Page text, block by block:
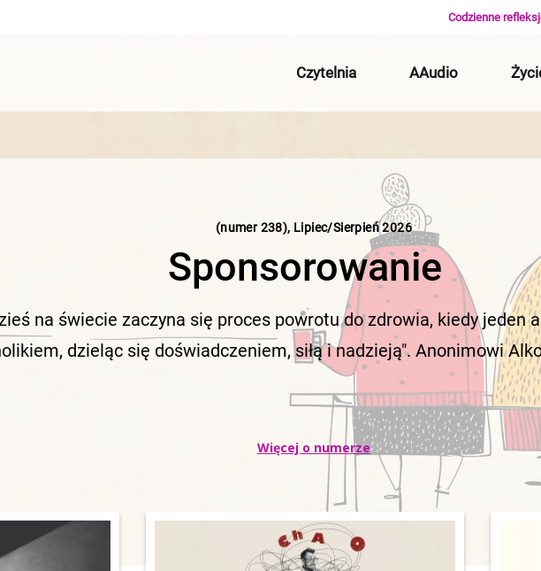
Codzienne
Czytelnia AAudio
Sponsorowanie
na świecie zaczyna się proces powrotu do zdrowia, kiedy jeden
dzieląc się doświadczeniem, siłą i nadzieją". Anonimowi
(numer 238), Lipiec/Sierpień 2026
Więcej o numerze